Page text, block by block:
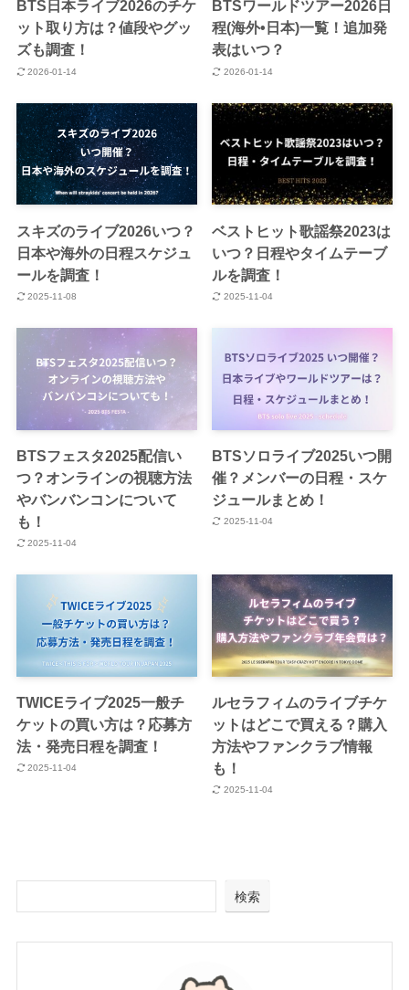
BTS日本ライブ2026のチケ
ット取り方は？値段やグッ
ズも調査！
2026-01-14
BTSワールドツアー2026日
程(海外•日本)一覧！追加発
表はいつ？
2026-01-14
スキズのライブ2026いつ？
日本や海外の日程スケジュ
ールを調査！
2025-11-08
ベストヒット歌謡祭2023は
いつ？日程やタイムテーブ
ルを調査！
2025-11-04
BTSフェスタ2025配信い
つ？オンラインの視聴方法
やバンバンコンについて
も！
2025-11-04
BTSソロライブ2025いつ開
催？メンバーの日程・スケ
ジュールまとめ！
2025-11-04
TWICEライブ2025一般チ
ケットの買い方は？応募方
法・発売日程を調査！
2025-11-04
ルセラフィムのライブチケ
ットはどこで買える？購入
方法やファンクラブ情報
も！
2025-11-04
検索